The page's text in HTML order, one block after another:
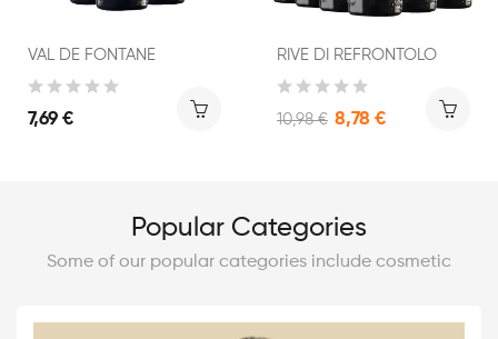
VAL DE FONTANE
7,69 €
RIVE DI REFRONTOLO
10,98 € 8,78 €
Popular Categories
Some of our popular categories include cosmetic